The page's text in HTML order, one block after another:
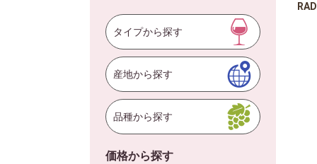
タイプから探す
産地から探す
品種から探す
価格から探す